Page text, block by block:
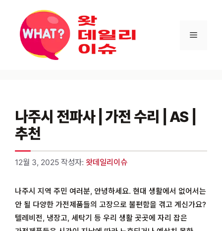
건너뛰기
메뉴
나주시 전파사 | 가전 수리 | AS |
추천
12월 3, 2025 작성자: 왓데일리이슈
나주시 지역 주민 여러분, 안녕하세요. 현대 생활에서 없어서는
안 될 다양한 가전제품들의 고장으로 불편함을 겪고 계신가요?
텔레비전, 냉장고, 세탁기 등 우리 생활 곳곳에 자리 잡은